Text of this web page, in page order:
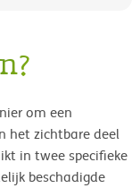
om een
het zichtbare deel
in twee specifieke
beschadigde